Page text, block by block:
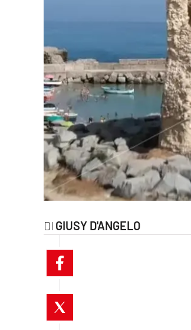
ilvibonese.it
catanzarochannel.it
GIUSY D'ANGELO